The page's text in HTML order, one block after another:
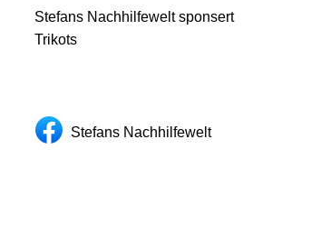
Stefans Nachhilfewelt sponsert
Trikots
Stefans Nachhilfewelt